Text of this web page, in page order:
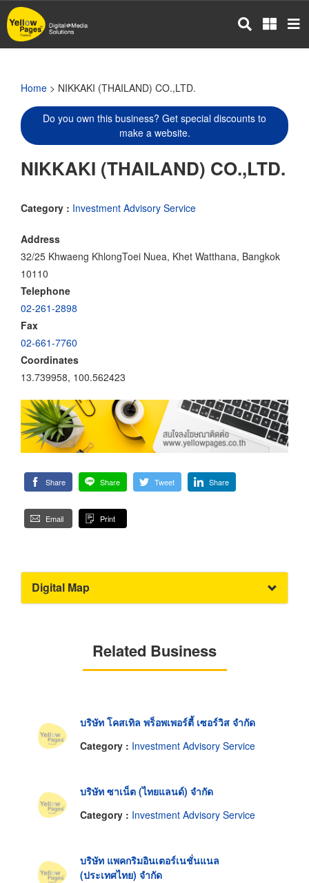
Skip
to
main
Home > NIKKAKI (THAILAND) CO.,LTD.
Do you own this business? Get special discounts to
make a website.
NIKKAKI (THAILAND) CO.,LTD.
Category : Investment Advisory Service
Address
32/25 Khwaeng KhlongToei Nuea, Khet Watthana, Bangkok
10110
Telephone
02-261-2898
Fax
02-661-7760
Coordinates
13.739958, 100.562423
Share Share Tweet Share
Email Print
Digital Map
Related Business
บริษัท โคสเทิล พร็อพเพอร์ตี้ เซอร์วิส จำกัด
Category : Investment Advisory Service
บริษัท ซาเน็ต (ไทยแลนด์) จำกัด
Category : Investment Advisory Service
บริษัท แพคกริมอินเตอร์เนชั่นแนล
(ประเทศไทย) จำกัด